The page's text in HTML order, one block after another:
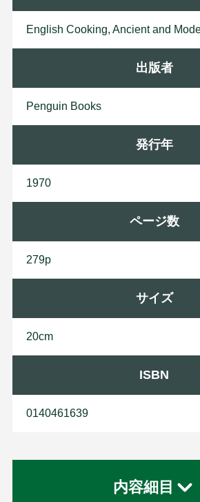
English Cooking, Ancient and
出版者
Penguin Books
発行年
1970
ページ数
279p
サイズ
20cm
ISBN
0140461639
内容細目